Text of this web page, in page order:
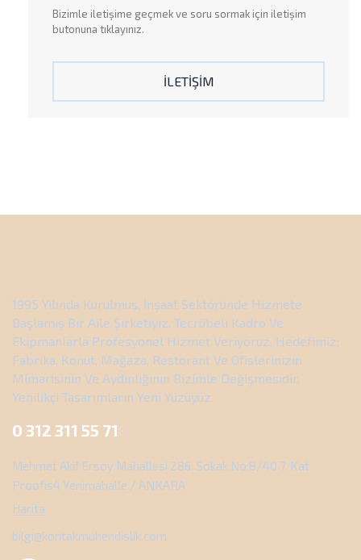
Bizimle iletişime geçmek ve soru sormak için iletişim
butonuna tıklayınız.
İLETİŞİM
1995 Yılında Kurulmuş, İnşaat Sektöründe Hizmete
Başlamış Bir Aile Şirketiyiz. Tecrübeli Kadro Ve
Ekipmanlarla Profesyonel Hizmet Veriyoruz. Hedefimiz;
Fabrika, Konut, Mağaza, Restorant Ve Ofislerinizin
Mimarisinin Ve Aydınlığının Bizimle Değişmesidir.
Yenilikçi Tasarımların Yeni Yüzüyüz.
0 312 311 55 71
Mehmet Akif Ersoy Mahallesi 286. Sokak No:8/40 7. Kat
Proofis4 Yenimahalle / ANKARA
Harita
bilgi@kontakmuhendislik.com